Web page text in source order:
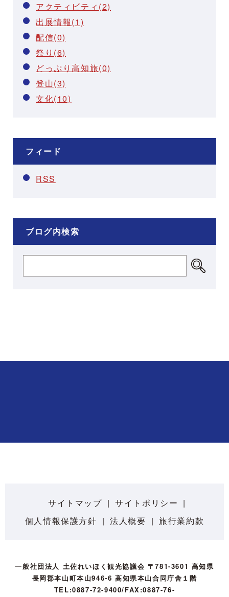
アクティビティ(2)
出展情報(1)
配信(0)
祭り(6)
どっぷり高知旅(0)
登山(3)
文化(10)
フィード
RSS
ブログ内検索
サイトマップ
サイトポリシー
個人情報保護方針
法人概要 旅行業約款
一般社団法人 土佐れいほく観光協議会 〒781-3601 高知県
長岡郡本山町本山946-6 高知県本山合同庁舎１階
TEL:0887-72-9400/FAX:0887-76-